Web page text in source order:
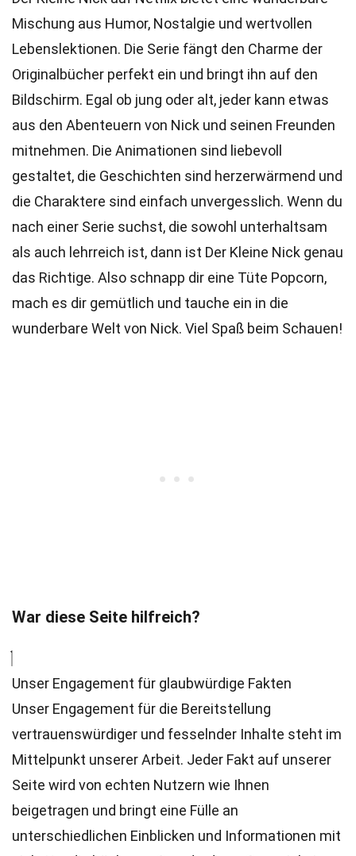
Mischung aus Humor, Nostalgie und wertvollen
Lebenslektionen. Die Serie fängt den Charme der
Originalbücher perfekt ein und bringt ihn auf den
Bildschirm. Egal ob jung oder alt, jeder kann etwas
aus den Abenteuern von Nick und seinen Freunden
mitnehmen. Die Animationen sind liebevoll
gestaltet, die Geschichten sind herzerwärmend und
die Charaktere sind einfach unvergesslich. Wenn du
nach einer Serie suchst, die sowohl unterhaltsam
als auch lehrreich ist, dann ist Der Kleine Nick genau
das Richtige. Also schnapp dir eine Tüte Popcorn,
mach es dir gemütlich und tauche ein in die
wunderbare Welt von Nick. Viel Spaß beim Schauen!
War diese Seite hilfreich?
Unser Engagement für glaubwürdige Fakten
Unser Engagement für die Bereitstellung
vertrauenswürdiger und fesselnder Inhalte steht im
Mittelpunkt unserer Arbeit. Jeder Fakt auf unserer
Seite wird von echten Nutzern wie Ihnen
beigetragen und bringt eine Fülle an
unterschiedlichen Einblicken und Informationen mit